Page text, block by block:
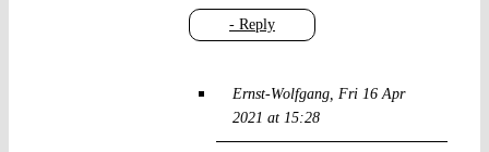
- Reply
Ernst-Wolfgang Fri 16 Apr
2021 at 15:28